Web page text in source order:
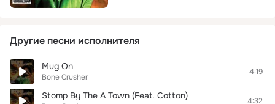
Другие песни исполнителя
Mug On
Bone Crusher
4:19
Stomp By The A Town (Feat. Cotton) 4:32